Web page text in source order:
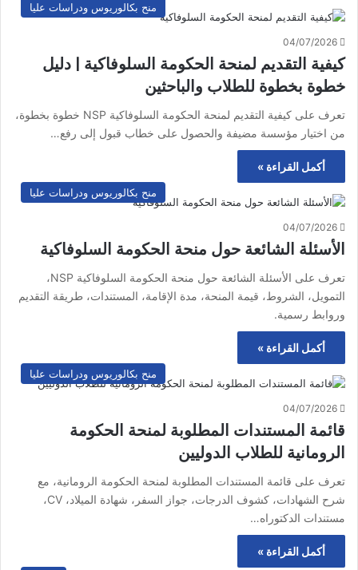
منح بكالوريوس ودراسات عليا
04/07/2026
كيفية التقديم لمنحة الحكومة السلوفاكية | دليل
خطوة بخطوة للطلاب والباحثين
تعرف على كيفية التقديم لمنحة الحكومة السلوفاكية NSP خطوة بخطوة،
من اختيار مؤسسة مضيفة والحصول على خطاب قبول إلى رفع…
أكمل القراءة »
منح بكالوريوس ودراسات عليا
04/07/2026
الأسئلة الشائعة حول منحة الحكومة السلوفاكية
تعرف على الأسئلة الشائعة حول منحة الحكومة السلوفاكية NSP،
التمويل، الشروط، قيمة المنحة، مدة الإقامة، المستندات، طريقة التقديم
وروابط رسمية.
أكمل القراءة »
منح بكالوريوس ودراسات عليا
04/07/2026
قائمة المستندات المطلوبة لمنحة الحكومة
الرومانية للطلاب الدوليين
تعرف على قائمة المستندات المطلوبة لمنحة الحكومة الرومانية، مع
شرح الشهادات، كشوف الدرجات، جواز السفر، شهادة الميلاد، CV،
مستندات الدكتوراه…
أكمل القراءة »